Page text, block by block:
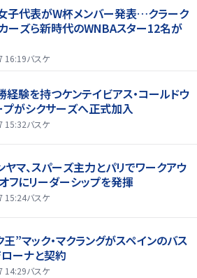
子代表がW杯メンバー発表…クラーク
ーズら新時代のWNBAスター12名が
16:19バスケ
経験を持つケンテイビアス・コールドウ
プがシクサーズへ正式加入
15:32バスケ
ヤマ、スパーズ主力とパリでワークアウ
フにリーダーシップを発揮
15:24バスケ
”マック・マクラングがスペインのバス
ローナと契約
14:29バスケ